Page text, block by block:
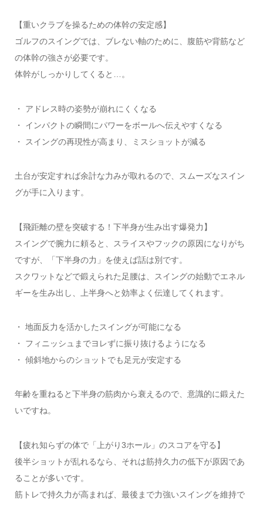
【重いクラブを操るための体幹の安定感】
ゴルフのスイングでは、ブレない軸のために、腹筋や背筋など
の体幹の強さが必要です。
体幹がしっかりしてくると…。
・ アドレス時の姿勢が崩れにくくなる
・ インパクトの瞬間にパワーをボールへ伝えやすくなる
・ スイングの再現性が高まり、ミスショットが減る
土台が安定すれば余計な力みが取れるので、スムーズなスイン
グが手に入ります。
【飛距離の壁を突破する！下半身が生み出す爆発力】
スイングで腕力に頼ると、スライスやフックの原因になりがち
ですが、「下半身の力」を使えば話は別です。
スクワットなどで鍛えられた足腰は、スイングの始動でエネル
ギーを生み出し、上半身へと効率よく伝達してくれます。
・ 地面反力を活かしたスイングが可能になる
・ フィニッシュまでヨレずに振り抜けるようになる
・ 傾斜地からのショットでも足元が安定する
年齢を重ねると下半身の筋肉から衰えるので、意識的に鍛えた
いですね。
【疲れ知らずの体で「上がり3ホール」のスコアを守る】
後半ショットが乱れるなら、それは筋持久力の低下が原因であ
ることが多いです。
筋トレで持久力が高まれば、最後まで力強いスイングを維持で